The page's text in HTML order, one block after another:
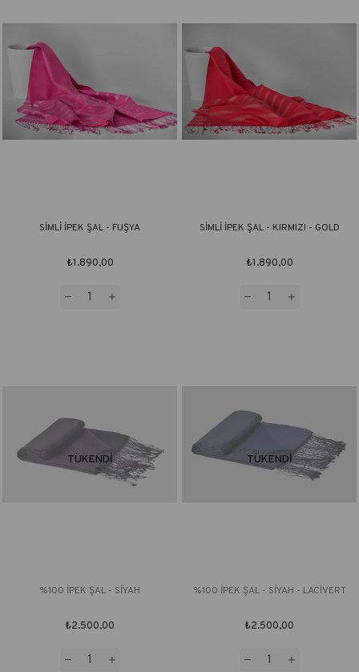
SİMLİ İPEK ŞAL - FUŞYA
₺1.890,00
SİMLİ İPEK ŞAL - KIRMIZI - GOLD
₺1.890,00
TÜKENDI
%100 İPEK ŞAL - SİYAH
₺2.500,00
TÜKENDI
%100 İPEK ŞAL - SİYAH - LACİVERT
₺2.500,00